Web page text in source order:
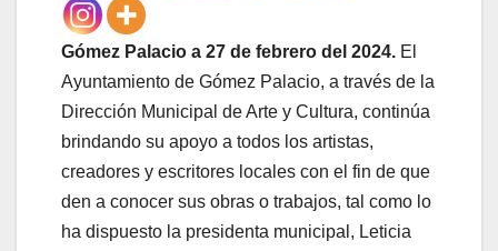
Gómez Palacio a 27 de febrero del 2024. El
Ayuntamiento de Gómez Palacio, a través de la
Dirección Municipal de Arte y Cultura, continúa
brindando su apoyo a todos los artistas,
creadores y escritores locales con el fin de que
den a conocer sus obras o trabajos, tal como lo
ha dispuesto la presidenta municipal, Leticia